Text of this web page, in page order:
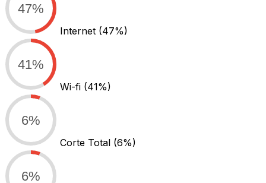
47%
Internet (47%)
41%
Wi-fi (41%)
6%
Corte Total (6%)
6%